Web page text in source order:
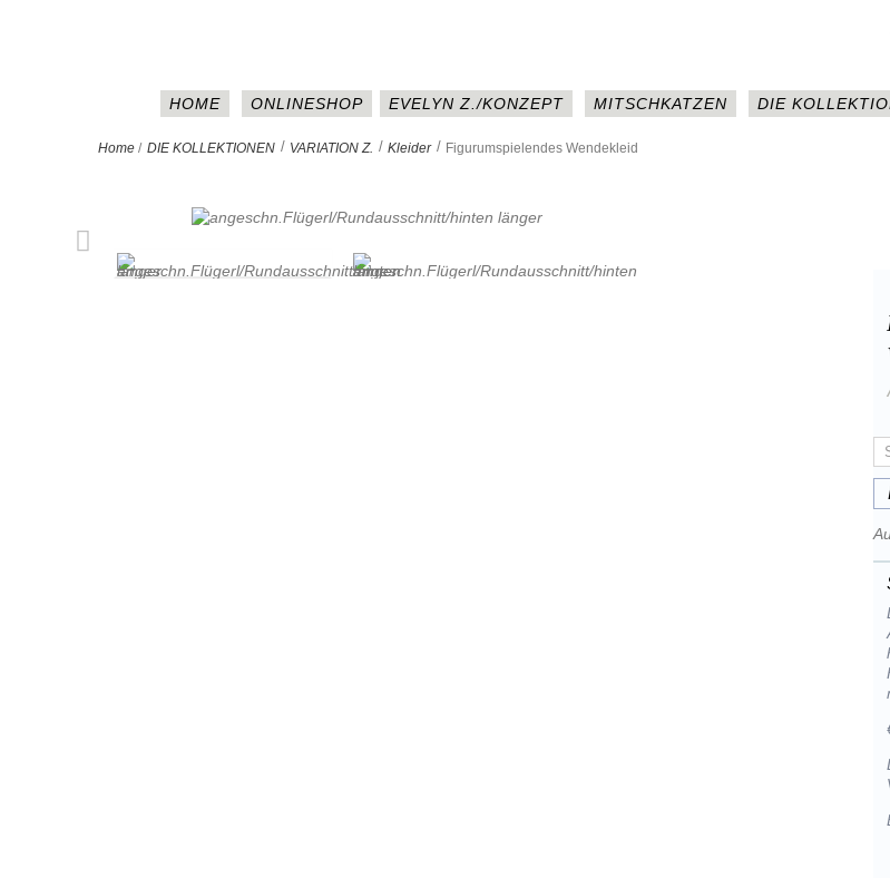
HOME ONLINESHOP EVELYN Z./KONZEPT MITSCHKATZEN DIE
Home / DIE KOLLEKTIONEN > VARIATION Z. > Kleider > Figurumspielendes Wendekleid